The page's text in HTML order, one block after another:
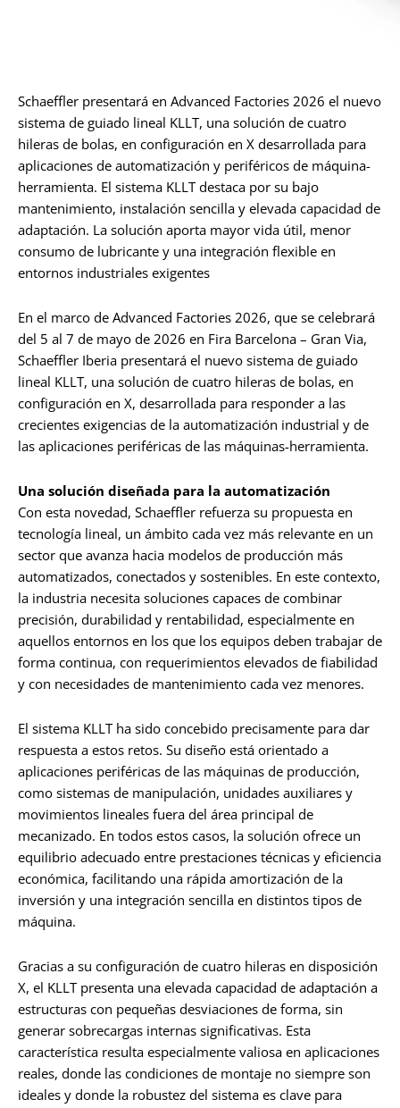
Schaeffler presentará en Advanced Factories 2026 el nuevo
sistema de guiado lineal KLLT, una solución de cuatro
hileras de bolas, en configuración en X desarrollada para
aplicaciones de automatización y periféricos de máquina-
herramienta. El sistema KLLT destaca por su bajo
mantenimiento, instalación sencilla y elevada capacidad de
adaptación. La solución aporta mayor vida útil, menor
consumo de lubricante y una integración flexible en
entornos industriales exigentes
En el marco de Advanced Factories 2026, que se celebrará
del 5 al 7 de mayo de 2026 en Fira Barcelona – Gran Via,
Schaeffler Iberia presentará el nuevo sistema de guiado
lineal KLLT, una solución de cuatro hileras de bolas, en
configuración en X, desarrollada para responder a las
crecientes exigencias de la automatización industrial y de
las aplicaciones periféricas de las máquinas-herramienta.
Una solución diseñada para la automatización
Con esta novedad, Schaeffler refuerza su propuesta en
tecnología lineal, un ámbito cada vez más relevante en un
sector que avanza hacia modelos de producción más
automatizados, conectados y sostenibles. En este contexto,
la industria necesita soluciones capaces de combinar
precisión, durabilidad y rentabilidad, especialmente en
aquellos entornos en los que los equipos deben trabajar de
forma continua, con requerimientos elevados de fiabilidad
y con necesidades de mantenimiento cada vez menores.
El sistema KLLT ha sido concebido precisamente para dar
respuesta a estos retos. Su diseño está orientado a
aplicaciones periféricas de las máquinas de producción,
como sistemas de manipulación, unidades auxiliares y
movimientos lineales fuera del área principal de
mecanizado. En todos estos casos, la solución ofrece un
equilibrio adecuado entre prestaciones técnicas y eficiencia
económica, facilitando una rápida amortización de la
inversión y una integración sencilla en distintos tipos de
máquina.
Gracias a su configuración de cuatro hileras en disposición
X, el KLLT presenta una elevada capacidad de adaptación a
estructuras con pequeñas desviaciones de forma, sin
generar sobrecargas internas significativas. Esta
característica resulta especialmente valiosa en aplicaciones
reales, donde las condiciones de montaje no siempre son
ideales y donde la robustez del sistema es clave para